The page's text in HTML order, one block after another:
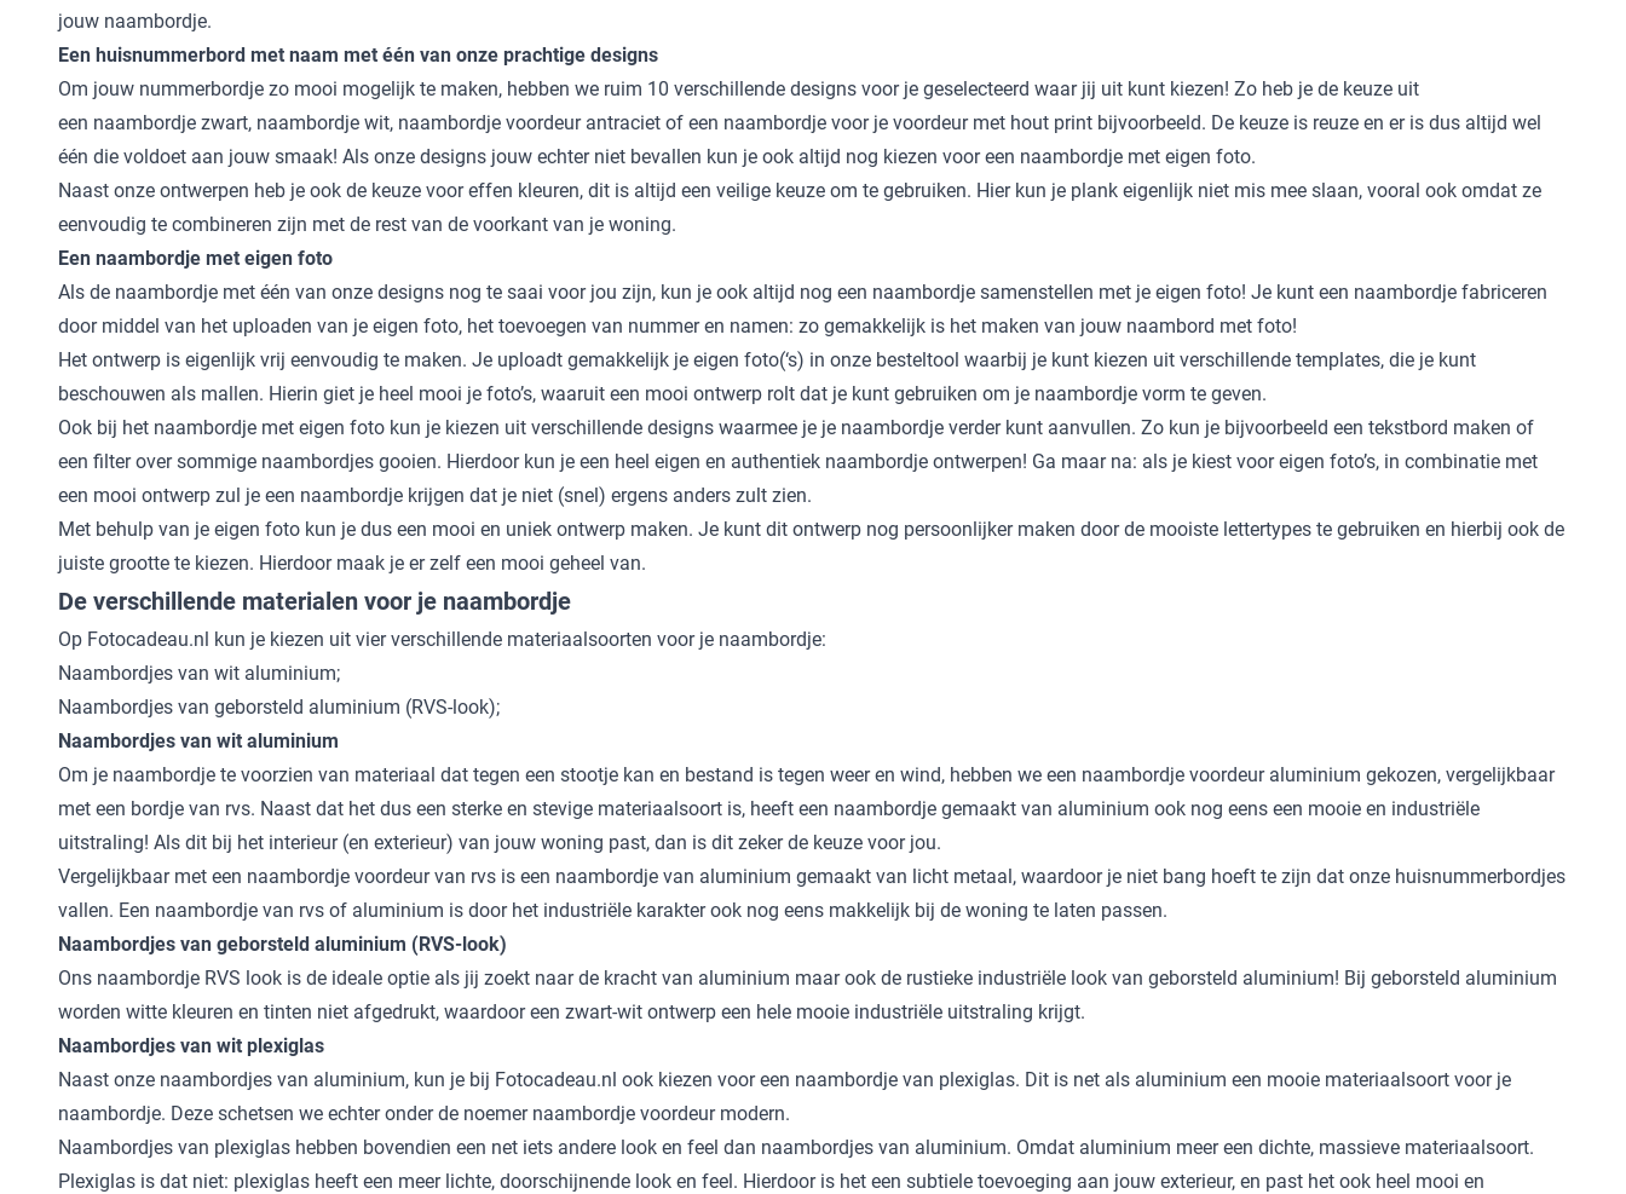
jouw naambordje.
Een huisnummerbord met naam met één van onze prachtige designs
Om jouw nummerbordje zo mooi mogelijk te maken, hebben we ruim 10 verschillende designs voor je geselecteerd waar jij uit kunt kiezen! Zo heb je de keuze uit
een naambordje zwart, naambordje wit, naambordje voordeur antraciet of een naambordje voor je voordeur met hout print bijvoorbeeld. De keuze is reuze en er is dus altijd wel
één die voldoet aan jouw smaak! Als onze designs jouw echter niet bevallen kun je ook altijd nog kiezen voor een naambordje met eigen foto.
Naast onze ontwerpen heb je ook de keuze voor effen kleuren, dit is altijd een veilige keuze om te gebruiken. Hier kun je plank eigenlijk niet mis mee slaan, vooral ook omdat ze
eenvoudig te combineren zijn met de rest van de voorkant van je woning.
Een naambordje met eigen foto
Als de naambordje met één van onze designs nog te saai voor jou zijn, kun je ook altijd nog een naambordje samenstellen met je eigen foto! Je kunt een naambordje fabriceren
door middel van het uploaden van je eigen foto, het toevoegen van nummer en namen: zo gemakkelijk is het maken van jouw naambord met foto!
Het ontwerp is eigenlijk vrij eenvoudig te maken. Je uploadt gemakkelijk je eigen foto(‘s) in onze besteltool waarbij je kunt kiezen uit verschillende templates, die je kunt
beschouwen als mallen. Hierin giet je heel mooi je foto’s, waaruit een mooi ontwerp rolt dat je kunt gebruiken om je naambordje vorm te geven.
Ook bij het naambordje met eigen foto kun je kiezen uit verschillende designs waarmee je je naambordje verder kunt aanvullen. Zo kun je bijvoorbeeld een tekstbord maken of
een filter over sommige naambordjes gooien. Hierdoor kun je een heel eigen en authentiek naambordje ontwerpen! Ga maar na: als je kiest voor eigen foto’s, in combinatie met
een mooi ontwerp zul je een naambordje krijgen dat je niet (snel) ergens anders zult zien.
Met behulp van je eigen foto kun je dus een mooi en uniek ontwerp maken. Je kunt dit ontwerp nog persoonlijker maken door de mooiste lettertypes te gebruiken en hierbij ook de
juiste grootte te kiezen. Hierdoor maak je er zelf een mooi geheel van.
De verschillende materialen voor je naambordje
Op Fotocadeau.nl kun je kiezen uit vier verschillende materiaalsoorten voor je naambordje:
Naambordjes van wit aluminium;
Naambordjes van geborsteld aluminium (RVS-look);
Naambordjes van wit aluminium
Om je naambordje te voorzien van materiaal dat tegen een stootje kan en bestand is tegen weer en wind, hebben we een naambordje voordeur aluminium gekozen, vergelijkbaar
met een bordje van rvs. Naast dat het dus een sterke en stevige materiaalsoort is, heeft een naambordje gemaakt van aluminium ook nog eens een mooie en industriële
uitstraling! Als dit bij het interieur (en exterieur) van jouw woning past, dan is dit zeker de keuze voor jou.
Vergelijkbaar met een naambordje voordeur van rvs is een naambordje van aluminium gemaakt van licht metaal, waardoor je niet bang hoeft te zijn dat onze huisnummerbordjes
vallen. Een naambordje van rvs of aluminium is door het industriële karakter ook nog eens makkelijk bij de woning te laten passen.
Naambordjes van geborsteld aluminium (RVS-look)
Ons naambordje RVS look is de ideale optie als jij zoekt naar de kracht van aluminium maar ook de rustieke industriële look van geborsteld aluminium! Bij geborsteld aluminium
worden witte kleuren en tinten niet afgedrukt, waardoor een zwart-wit ontwerp een hele mooie industriële uitstraling krijgt.
Naambordjes van wit plexiglas
Naast onze naambordjes van aluminium, kun je bij Fotocadeau.nl ook kiezen voor een naambordje van plexiglas. Dit is net als aluminium een mooie materiaalsoort voor je
naambordje. Deze schetsen we echter onder de noemer naambordje voordeur modern.
Naambordjes van plexiglas hebben bovendien een net iets andere look en feel dan naambordjes van aluminium. Omdat aluminium meer een dichte, massieve materiaalsoort.
Plexiglas is dat niet: plexiglas heeft een meer lichte, doorschijnende look en feel. Hierdoor is het een subtiele toevoeging aan jouw exterieur, en past het ook heel mooi en